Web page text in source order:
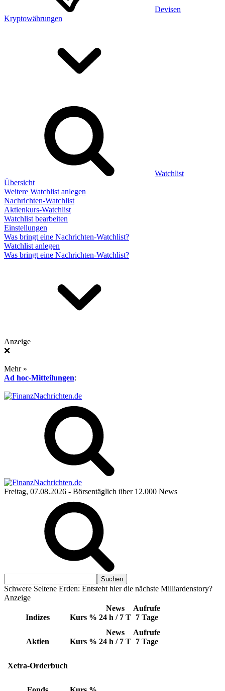
Devisen
Kryptowährungen
Watchlist
Übersicht
Weitere Watchlist anlegen
Nachrichten-Watchlist
Aktienkurs-Watchlist
Watchlist bearbeiten
Einstellungen
Was bringt eine Nachrichten-Watchlist?
Watchlist anlegen
Was bringt eine Nachrichten-Watchlist?
Anzeige
❌
Mehr »
Ad hoc-Mitteilungen:
Freitag, 07.08.2026 - Börsentäglich über 12.000 News
Schwere Seltene Erden: Entsteht hier die nächste Milliardenstory?
Anzeige
Indizes Kurs %
News
24 h / 7 T
Aufrufe
7 Tage
Aktien Kurs %
News
24 h / 7 T
Aufrufe
7 Tage
Xetra-Orderbuch